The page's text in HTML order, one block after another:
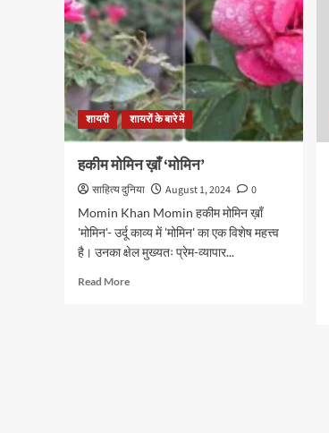
शायरी शायरों के बारे में
हकीम मोमिन ख़ाँ ‘मोमिन’
साहित्य दुनिया August 1, 2024
0
Momin Khan Momin हकीम मोमिन ख़ाँ
'मोमिन'- उर्दू काव्य में 'मोमिन' का एक विशेष महत्त्व
है। उनका क्षेल मुख्यतः प्रेम-व्यापार...
Read MoreRead